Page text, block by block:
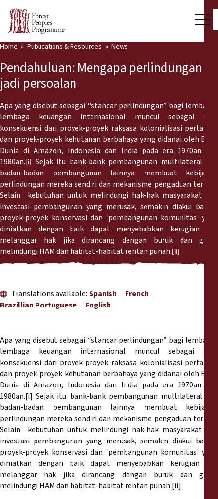
Who we are
Press Room
Support Us
Our Work
Community Voices
Latest News
Publications & Resources
Back
Publications & Resources
News
Reports
Press Releases
Briefing Papers
Declarations
Annual Reports
Home Publications & Resources News
Pendahuluan: Mengapa perlindungan
jadi persoalan
Apa yang disebut sebagai “standar perlindungan” bagi lembaga-
lembaga keuangan internasional muncul sebagai satu
konsekuensi dari proyek-proyek raksasa kolonialisasi pertanian
dan proyek-proyek kehutanan berbahaya yang didanai oleh Bank
Dunia di Amazon, Indonesia dan India pada era 1970an dan
1980an. [i]
Sejak itu bank-bank pembangunan multilateral dan
badan-badan pembangunan lainnya membuat kebijakan
perlindungan mereka sendiri dan mekanisme pengaduan terkait.
Selain kebutuhan untuk melindungi hak-hak masyarakat dari
investasi pembangunan yang merusak, semakin diakui bahwa
proyek-proyek konservasi dan 'pembangunan komunitas' yang
diniatkan dengan baik dapat menyebabkan kerugian dan
melanggar hak jika dirancang dengan buruk dan gagal
melindungi HAM dan habitat-habitat rentan punah. [ii]
Translations available: Spanish
French
Brazillian Portuguese
English
Apa yang disebut sebagai “standar perlindungan” bagi lembaga-
lembaga keuangan internasional muncul sebagai satu
konsekuensi dari proyek-proyek raksasa kolonialisasi pertanian
dan proyek-proyek kehutanan berbahaya yang didanai oleh Bank
Dunia di Amazon, Indonesia dan India pada era 1970an dan
1980an.[i] Sejak itu bank-bank pembangunan multilateral dan
badan-badan pembangunan lainnya membuat kebijakan
perlindungan mereka sendiri dan mekanisme pengaduan terkait.
Selain kebutuhan untuk melindungi hak-hak masyarakat dari
investasi pembangunan yang merusak, semakin diakui bahwa
proyek-proyek konservasi dan 'pembangunan komunitas' yang
diniatkan dengan baik dapat menyebabkan kerugian dan
melanggar hak jika dirancang dengan buruk dan gagal
melindungi HAM dan habitat-habitat rentan punah.[ii]